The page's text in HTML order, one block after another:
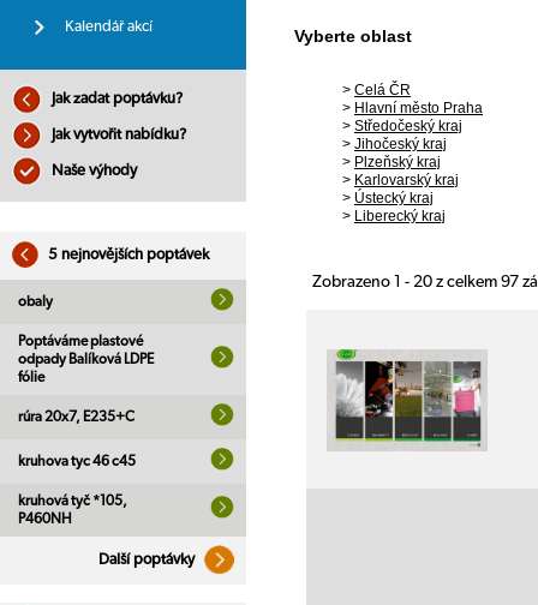
Kalendář akcí
Jak zadat poptávku?
Jak vytvořit nabídku?
Naše výhody
5 nejnovějších poptávek
obaly
Poptáváme plastové
odpady Balíková LDPE
fólie
rúra 20x7, E235+C
kruhova tyc 46 c45
kruhová tyč *105,
P460NH
Další poptávky
Vyberte oblast
> Celá ČR
> Hlavní město Praha
> Středočeský kraj
> Jihočeský kraj
> Plzeňský kraj
> Karlovarský kraj
> Ústecký kraj
> Liberecký kraj
Zobrazeno 1 - 20 z celkem 97